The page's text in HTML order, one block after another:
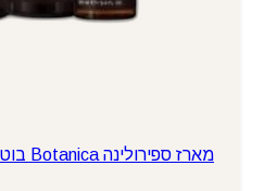
מארז ספירולינה Botanica בוטניקה לשיער ללא מלחים + תיק